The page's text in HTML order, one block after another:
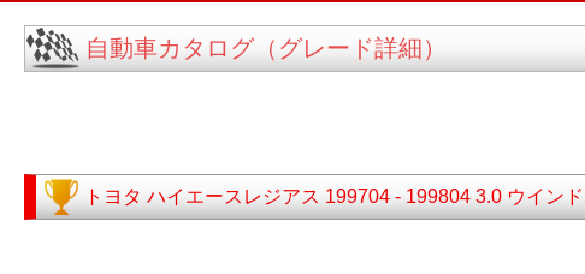
自動車カタログ（グレード詳細）
トヨタ ハイエースレジアス 199704 - 199804 3.0 ウイン